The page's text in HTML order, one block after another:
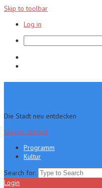
Skip to toolbar
Log in
Die Stadt neu entdecken
Skip to content
Programm
Kultur
Search for:
Login